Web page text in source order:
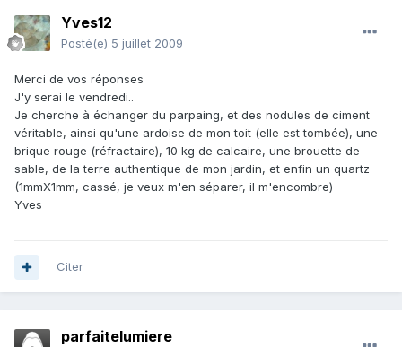
Yves12
Posté(e) 5 juillet 2009
Merci de vos réponses
J'y serai le vendredi..
Je cherche à échanger du parpaing, et des nodules de ciment
véritable, ainsi qu'une ardoise de mon toit (elle est tombée), une
brique rouge (réfractaire), 10 kg de calcaire, une brouette de
sable, de la terre authentique de mon jardin, et enfin un quartz
(1mmX1mm, cassé, je veux m'en séparer, il m'encombre)
Yves
Citer
parfaitelumiere